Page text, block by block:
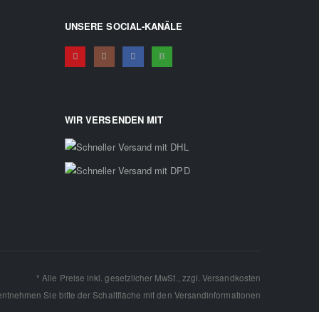
UNSERE SOCIAL-KANÄLE
WIR VERSENDEN MIT
* Alle Preise inkl. gesetzlicher MwSt., zzgl.Versandkosten
Sie bitte der Schaltfläche mit den Versandinformationen